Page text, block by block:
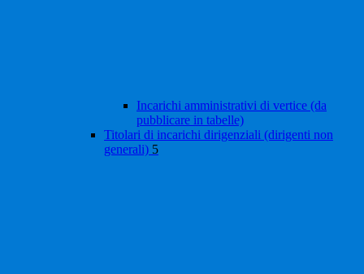
Incarichi amministrativi di vertice (da
pubblicare in tabelle)
Titolari di incarichi dirigenziali (dirigenti non
generali) 5